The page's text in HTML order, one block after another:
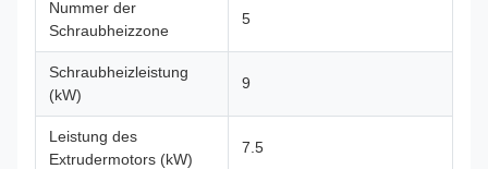
Nummer der
Schraubheizzone
5
Schraubheizleistung
(kW)
9
Leistung des
Extrudermotors (kW)
7.5